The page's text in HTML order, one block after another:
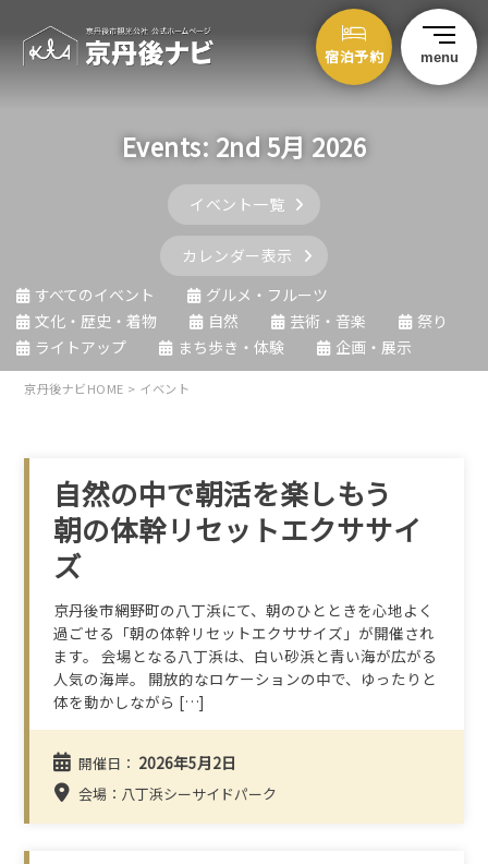
宿泊予約 menu
Events: 2nd 5月 2026
イベント一覧
カレンダー表示
すべてのイベント
グルメ・フルーツ
文化・歴史・着物
自然 芸術・音楽
祭り
ライトアップ
まち歩き・体験 企画・展示
京丹後ナビHOME > イベント
自然の中で朝活を楽しもう
朝の体幹リセットエクササイ
ズ
京丹後市網野町の八丁浜にて、朝のひとときを心地よく
過ごせる「朝の体幹リセットエクササイズ」が開催され
ます。 会場となる八丁浜は、白い砂浜と青い海が広がる
人気の海岸。 開放的なロケーションの中で、ゆったりと
体を動かしながら […]
開催日： 2026年5月2日
会場：八丁浜シーサイドパーク